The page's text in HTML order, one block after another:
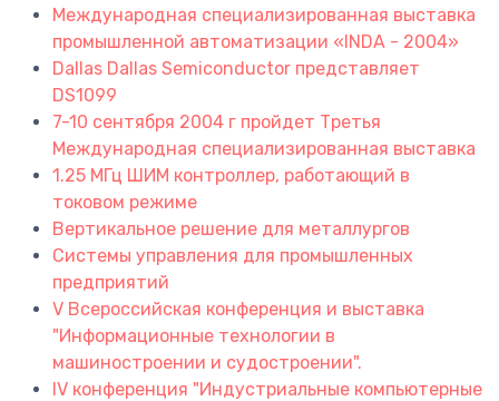
Международная специализированная выставка
промышленной автоматизации «INDA - 2004»
Dallas Dallas Semiconductor представляет
DS1099
7-10 сентября 2004 г пройдет Третья
Международная специализированная выставка
1.25 МГц ШИМ контроллер, работающий в
токовом режиме
Вертикальное решение для металлургов
Системы управления для промышленных
предприятий
V Всероссийская конференция и выставка
"Информационные технологии в
машиностроении и судостроении".
IV конференция "Индустриальные компьютерные